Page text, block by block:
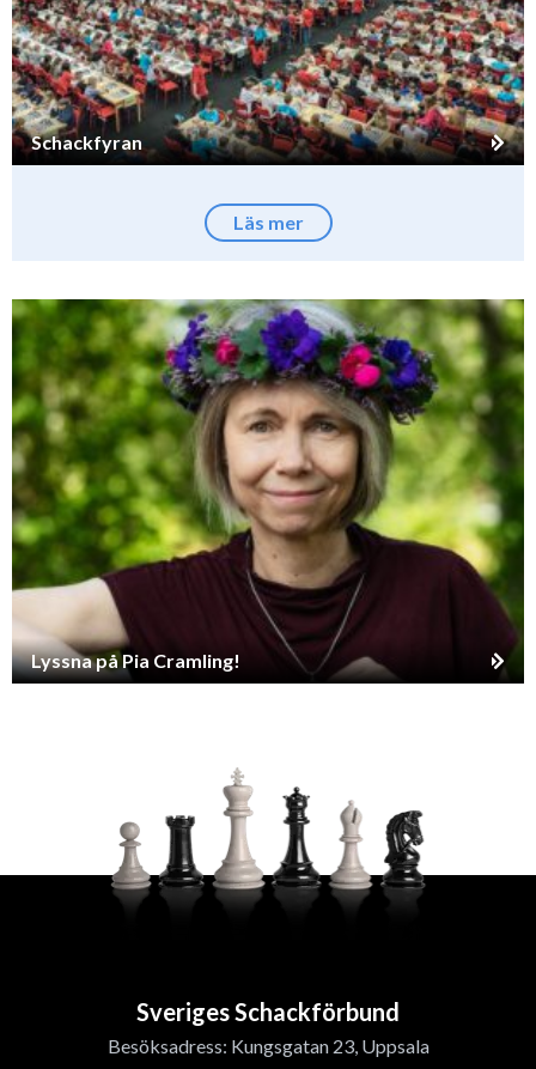
Schackfyran
Läs mer
Lyssna på Pia Cramling!
Sveriges Schackförbund
Besöksadress: Kungsgatan 23, Uppsala